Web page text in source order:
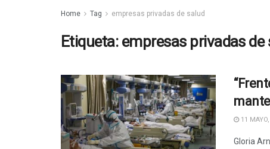
Home Tag empresas privadas de salud
Etiqueta: empresas privadas de
11
Gloria